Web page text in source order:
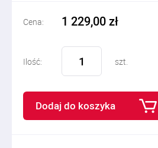
Cena: 1 229,00 zł
Ilość: szt.
Dodaj do koszyka